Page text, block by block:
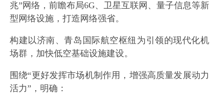
兆”网络，前瞻布局6G、卫星互联网、量子信息等新
型网络设施，打造网络强省。
构建以济南、青岛国际航空枢纽为引领的现代化机
场群，加快低空基础设施建设。
围绕“更好发挥市场机制作用，增强高质量发展动力
活力”，明确：